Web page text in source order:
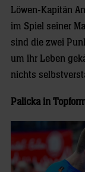
Löwen-Kapitän
im Spiel seiner
sind die zwei
um ihr Leben
nichts
Palicka in